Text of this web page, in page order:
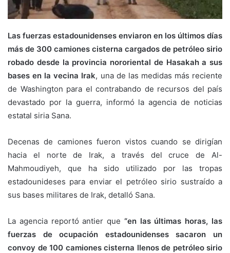
Las fuerzas estadounidenses enviaron en los últimos días
más de 300 camiones cisterna cargados de petróleo sirio
robado desde la provincia nororiental de Hasakah a sus
bases en la vecina Irak, una de las medidas más reciente
de Washington para el contrabando de recursos del país
devastado por la guerra, informó la agencia de noticias
estatal siria Sana.
Decenas de camiones fueron vistos cuando se dirigían
hacia el norte de Irak, a través del cruce de Al-
Mahmoudiyeh, que ha sido utilizado por las tropas
estadounideses para enviar el petróleo sirio sustraído a
sus bases militares de Irak, detalló Sana.
La agencia reportó antier que “en las últimas horas, las
fuerzas de ocupación estadounidenses sacaron un
convoy de 100 camiones cisterna llenos de petróleo sirio